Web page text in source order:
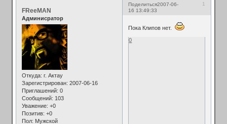
Поделиться 1
2007-06-
16 13:49:33
FReeMAN
Админисратор
Откуда: г. Актау
Зарегистрирован: 2007-06-16
Приглашений: 0
Сообщений: 103
Уважение: +0
Позитив: +0
Пол: Мужской
Пока Клипов нет.
0